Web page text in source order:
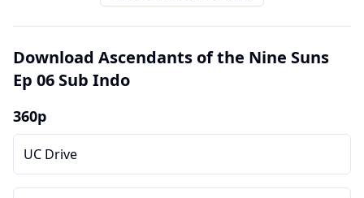
Download Ascendants of the Nine Suns
Ep 06 Sub Indo
360p
UC Drive